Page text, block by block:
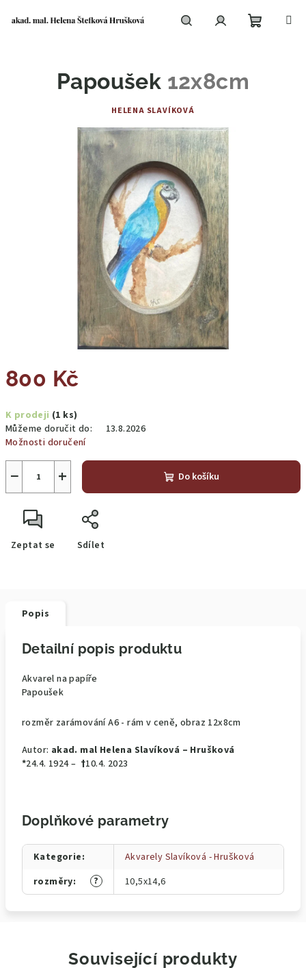
800 Kč
cena:
K prodeji (1 ks)
Můžeme doručit do:
13.8.2026
Možnosti doručení
+
− Do košíku
Zeptat se Sdílet
Papoušek 12x8cm
HELENA SLAVÍKOVÁ
Popis
Detailní popis produktu
Akvarel na papíře
Papoušek
rozměr zarámování A6 - rám v ceně, obraz 12x8cm
Autor: akad. mal Helena Slavíková – Hrušková
*24.4. 1924 – †10.4. 2023
Doplňkové parametry
Kategorie:
Akvarely Slavíková - Hrušková
?
rozměry: 10,5x14,6
Související produkty